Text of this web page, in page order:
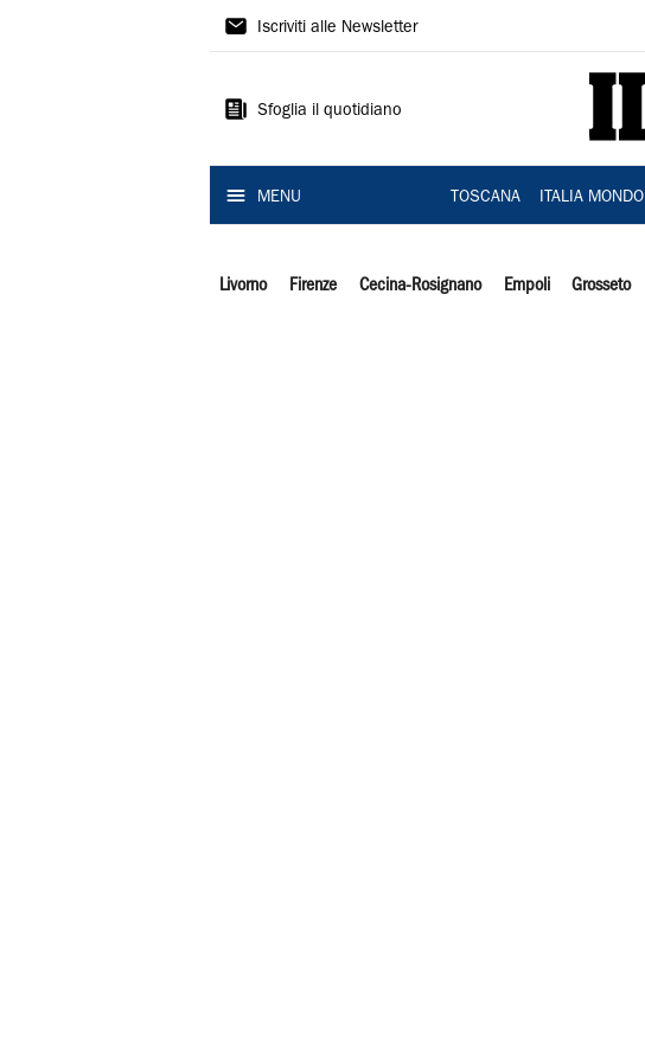
Il
Iscriviti alle Newsletter
Sfoglia il quotidiano
MENU TOSCANA ITALIA MONDO
Livorno Firenze Cecina-Rosignano Empoli Grosseto